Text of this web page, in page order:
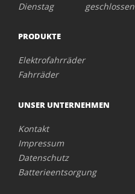
Dienstag geschlossen
PRODUKTE
Elektrofahrräder
Fahrräder
UNSER UNTERNEHMEN
Kontakt
Impressum
Datenschutz
Batterieentsorgung